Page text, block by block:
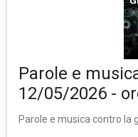
Parole e
12/05/2026 -
Parole e musica contro la